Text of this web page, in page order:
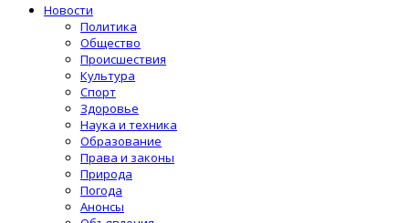
Новости
Политика
Общество
Происшествия
Культура
Спорт
Здоровье
Наука и техника
Образование
Права и законы
Природа
Погода
Анонсы